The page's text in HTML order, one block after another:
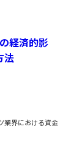
経済的影
法
業界における資金